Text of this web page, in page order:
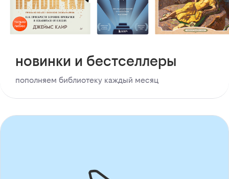
новинки и бестселлеры
пополняем библиотеку каждый месяц